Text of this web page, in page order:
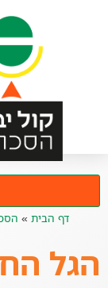
דף הבית »
הגל